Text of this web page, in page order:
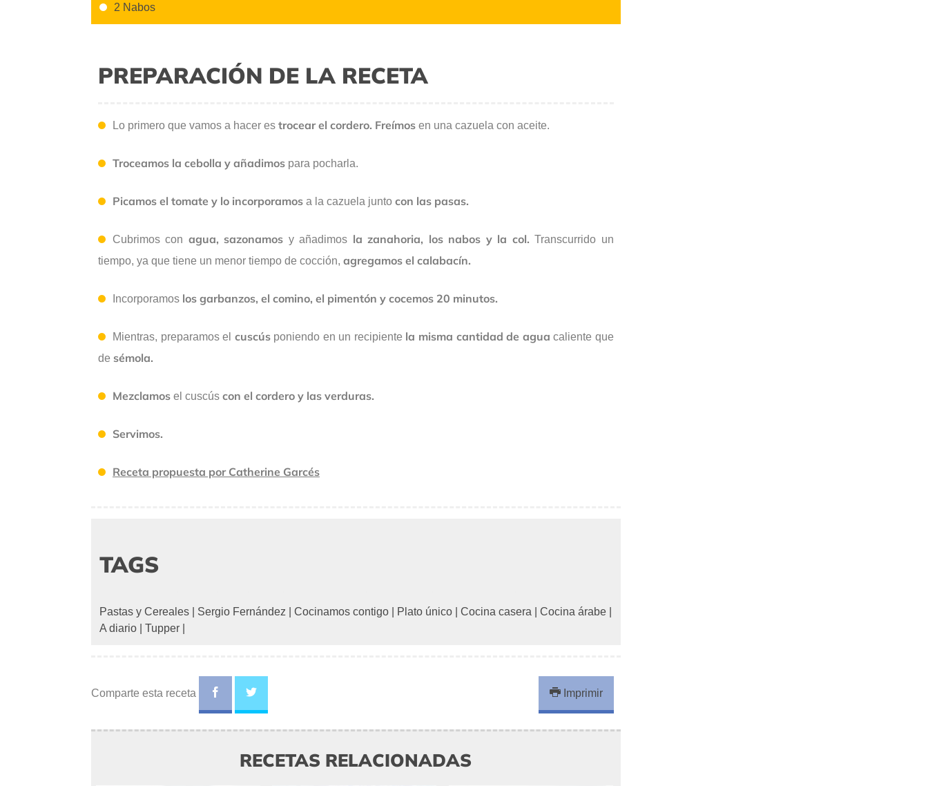
2 Nabos
PREPARACIÓN DE LA RECETA
Lo primero que vamos a hacer es trocear el cordero. Freímos en una cazuela con aceite.
Troceamos la cebolla y añadimos para pocharla.
Picamos el tomate y lo incorporamos a la cazuela junto con las pasas.
Cubrimos con agua, sazonamos y añadimos la zanahoria, los nabos y la col.Transcurrido un
tiempo, ya que tiene un menor tiempo de cocción, agregamos el calabacín.
Incorporamos los garbanzos, el comino, el pimentón y cocemos 20 minutos.
Mientras, preparamos el cuscúsponiendo en un recipiente la misma cantidad de aguacaliente que
de sémola.
Mezclamos el cuscús con el cordero y las verduras.
Servimos.
Receta propuesta por Catherine Garcés
TAGS
Pastas y Cereales Sergio Fernández Cocinamos contigo Plato único Cocina casera Cocina árabe
A diario
Tupper
Comparte esta receta Imprimir
RECETAS RELACIONADAS